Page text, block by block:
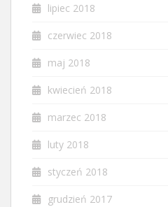
lipiec 2018
czerwiec 2018
maj 2018
kwiecień 2018
marzec 2018
luty 2018
styczeń 2018
grudzień 2017